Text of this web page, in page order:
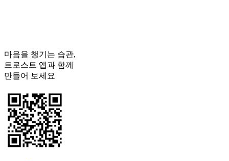
마음을 챙기는 습관,
트로스트 앱과 함께
만들어 보세요